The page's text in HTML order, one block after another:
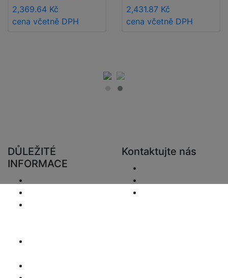
2,369.64 Kč
cena včetně DPH
2,431.87 Kč
cena včetně DPH
DŮLEŽITÉ
INFORMACE
Kontaktujte nás